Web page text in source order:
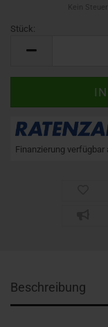
Stück:
Finanzierung verfügbar
Beschreibung